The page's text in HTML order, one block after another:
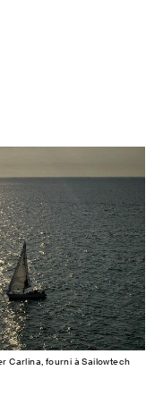
Carlina, fourni à Sailowtech